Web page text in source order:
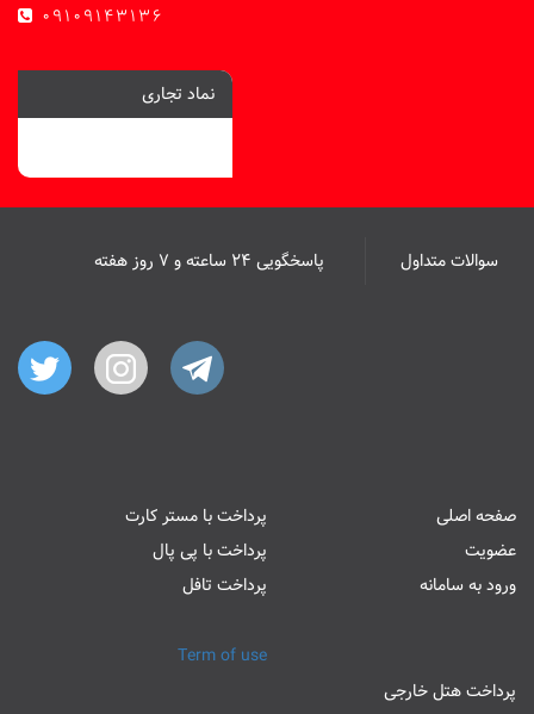
09109143136
نماد تجاری
سوالات متداول پاسخگویی ۲۴ ساعته و ۷ روز هفته
صفحه اصلی
عضویت
ورود به سامانه
پرداخت با مستر کارت
پرداخت با پی پال
پرداخت تافل
پرداخت هتل خارجی
Term of use